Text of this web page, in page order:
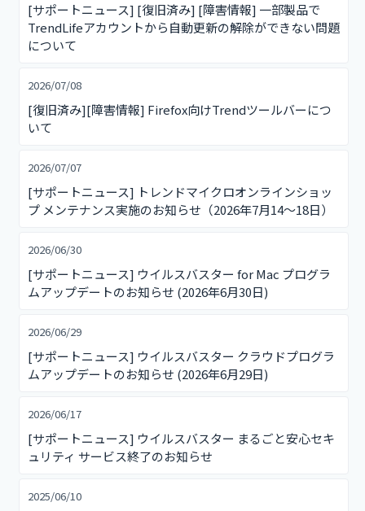
[サポートニュース] [復旧済み] [障害情報] 一部製品で
TrendLifeアカウントから自動更新の解除ができない問題
について
2026/07/08
[復旧済み][障害情報] Firefox向けTrendツールバーにつ
いて
2026/07/07
[サポートニュース] トレンドマイクロオンラインショッ
プ メンテナンス実施のお知らせ（2026年7月14～18日）
2026/06/30
[サポートニュース] ウイルスバスター for Mac プログラ
ムアップデートのお知らせ (2026年6月30日)
2026/06/29
[サポートニュース] ウイルスバスター クラウドプログラ
ムアップデートのお知らせ (2026年6月29日)
2026/06/17
[サポートニュース] ウイルスバスター まるごと安心セキ
ュリティ サービス終了のお知らせ
2025/06/10